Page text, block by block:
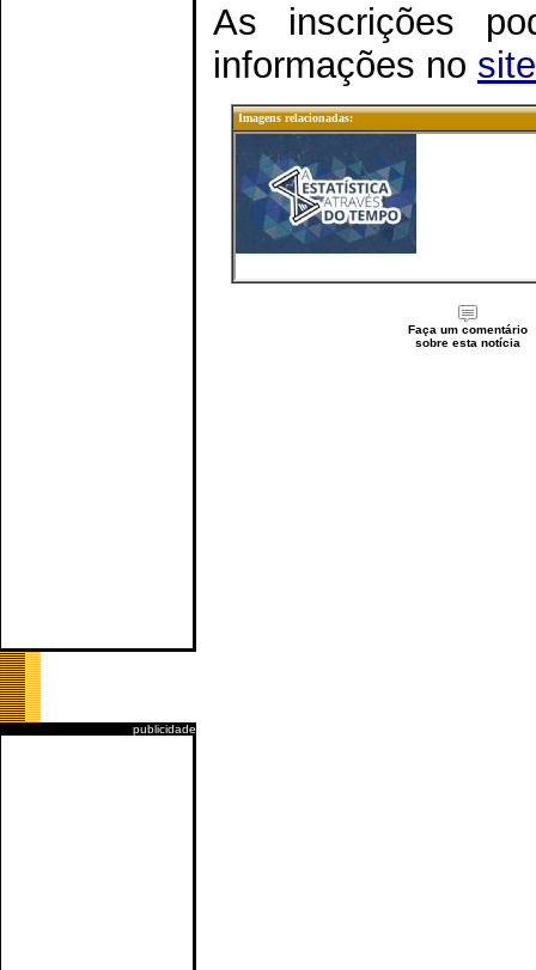
publicidade
As inscrições
informações no
Imagens relacionadas:
Faça um comentário
sobre esta notícia